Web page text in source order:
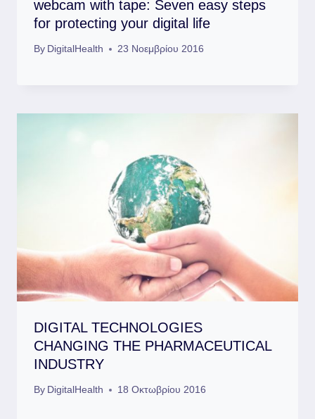
webcam with tape: Seven easy steps
for protecting your digital life
By DigitalHealth 23 Νοεμβρίου 2016
DIGITAL TECHNOLOGIES
CHANGING THE PHARMACEUTICAL
INDUSTRY
By DigitalHealth 18 Οκτωβρίου 2016